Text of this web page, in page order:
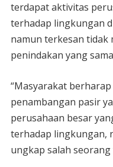
terdapat aktivitas
terhadap lingkungan
namun terkesan tidak
penindakan yang
“Masyarakat
penambangan pasir
perusahaan besar
terhadap lingkungan,
ungkap salah seorang